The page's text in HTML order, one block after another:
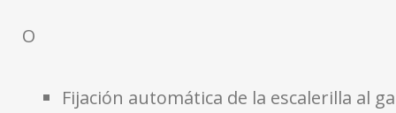
O
Fijación automática de la escalerilla al